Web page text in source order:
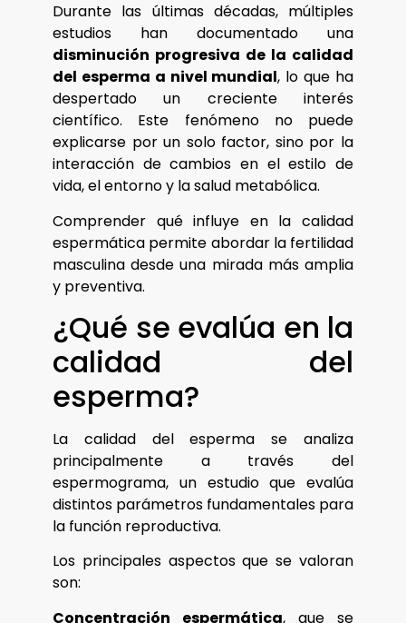
Durante las últimas décadas, múltiples
estudios han documentado una
disminución progresiva de la calidad
del esperma a nivel mundial, lo que ha
despertado un creciente interés
científico. Este fenómeno no puede
explicarse por un solo factor, sino por la
interacción de cambios en el estilo de
vida, el entorno y la salud metabólica.
Comprender qué influye en la calidad
espermática permite abordar la fertilidad
masculina desde una mirada más amplia
y preventiva.
¿Qué se evalúa en la
calidad del
esperma?
La calidad del esperma se analiza
principalmente a través del
espermograma, un estudio que evalúa
distintos parámetros fundamentales para
la función reproductiva.
Los principales aspectos que se valoran
son:
Concentración espermática, que se